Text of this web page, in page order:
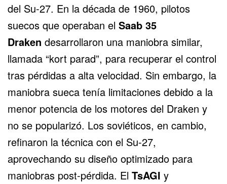
del Su-27. En la década de 1960, pilotos
suecos que operaban el Saab 35
Draken desarrollaron una maniobra similar,
llamada “kort parad”, para recuperar el control
tras pérdidas a alta velocidad. Sin embargo, la
maniobra sueca tenía limitaciones debido a la
menor potencia de los motores del Draken y
no se popularizó. Los soviéticos, en cambio,
refinaron la técnica con el Su-27,
aprovechando su diseño optimizado para
maniobras post-pérdida. El TsAGI y